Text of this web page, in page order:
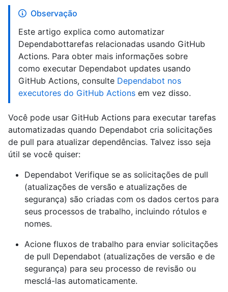
Observação
Este artigo explica como automatizar
Dependabottarefas relacionadas usando GitHub
Actions. Para obter mais informações sobre
como executar Dependabot updates usando
GitHub Actions, consulte Dependabot nos
executores do GitHub Actions em vez disso.
Você pode usar GitHub Actions para executar tarefas
automatizadas quando Dependabot cria solicitações
de pull para atualizar dependências. Talvez isso seja
útil se você quiser:
Dependabot Verifique se as solicitações de pull
(atualizações de versão e atualizações de
segurança) são criadas com os dados certos para
seus processos de trabalho, incluindo rótulos e
nomes.
Acione fluxos de trabalho para enviar solicitações
de pull Dependabot (atualizações de versão e de
segurança) para seu processo de revisão ou
mesclá-las automaticamente.